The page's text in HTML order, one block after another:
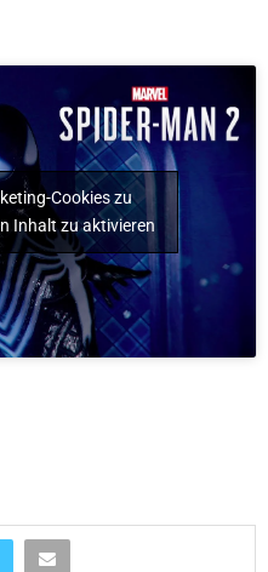
Cookies zu
Inhalt zu aktivieren